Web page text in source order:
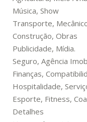
Música, Show
Transporte,
Construção, Obras
Publicidade, Mídia.
Seguro, Agência
Finanças,
Hospitalidade,
Esporte, Fitness,
Detalhes